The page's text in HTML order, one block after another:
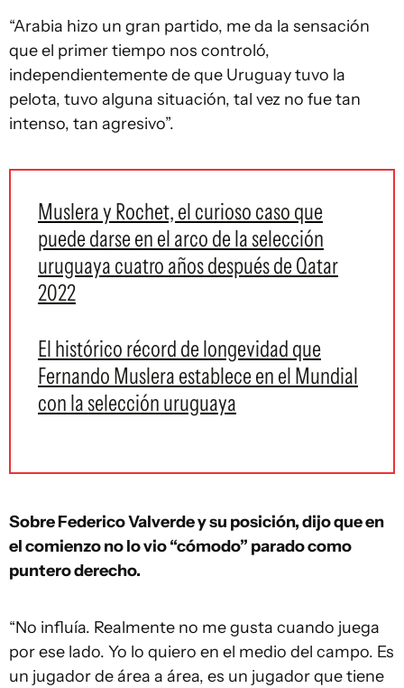
“Arabia hizo un gran partido, me da la sensación
que el primer tiempo nos controló,
independientemente de que Uruguay tuvo la
pelota, tuvo alguna situación, tal vez no fue tan
intenso, tan agresivo”.
Muslera y Rochet, el curioso caso que
puede darse en el arco de la selección
uruguaya cuatro años después de Qatar
2022
El histórico récord de longevidad que
Fernando Muslera establece en el Mundial
con la selección uruguaya
Sobre Federico Valverde y su posición, dijo que en
el comienzo no lo vio “cómodo” parado como
puntero derecho.
“No influía. Realmente no me gusta cuando juega
por ese lado. Yo lo quiero en el medio del campo. Es
un jugador de área a área, es un jugador que tiene